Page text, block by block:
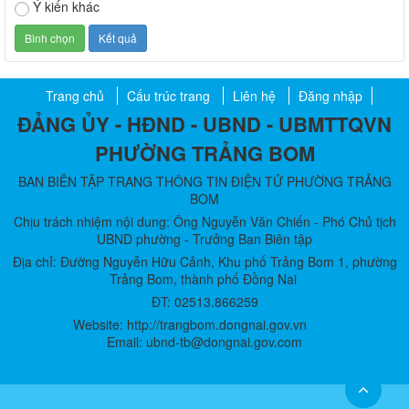
Ý kiến khác
Trang chủ Cấu trúc trang Liên hệ Đăng nhập
ĐẢNG ỦY - HĐND - UBND - UBMTTQVN
PHƯỜNG TRẢNG BOM
BAN BIÊN TẬP TRANG THÔNG TIN ĐIỆN TỬ PHƯỜNG TRẢNG
BOM
Chịu trách nhiệm nội dung: Ông Nguyễn Văn Chiến - Phó Chủ tịch
UBND phường - Trưởng Ban Biên tập
Địa chỉ: Đường Nguyễn Hữu Cảnh, Khu phố Trảng Bom 1, phường
Trảng Bom, thành phố Đồng Nai
ĐT: 02513.866259
Website: http://trangbom.dongnai.gov.vn
Email: ubnd-tb@dongnai.gov.com